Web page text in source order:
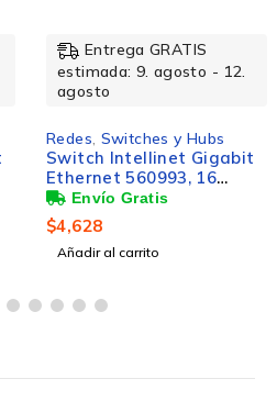
agosto - 12.
y Hubs
Gigabit
16
32
Entradas -
Entrega
estimada: 9.
Redes,
Perfect
- USB-A 3.1,
Gbit/s